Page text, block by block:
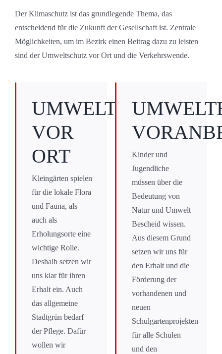
Der Klimaschutz ist das grundlegende Thema, das
entscheidend für die Zukunft der Gesellschaft ist. Zentrale
Möglichkeiten, um im Bezirk einen Beitrag dazu zu leisten
sind der Umweltschutz vor Ort und die Verkehrswende.
UMWELTSCHUTZ
VOR
ORT
Kleingärten spielen
für die lokale Flora
und Fauna, als
auch als
Erholungsorte eine
wichtige Rolle.
Deshalb setzen wir
uns klar für ihren
Erhalt ein. Auch
das allgemeine
Stadtgrün bedarf
der Pflege. Dafür
wollen wir
Kinder und
Jugendliche
müssen über die
Bedeutung von
Natur und Umwelt
Bescheid wissen.
Aus diesem Grund
setzen wir uns für
den Erhalt und die
Förderung der
vorhandenen und
neuen
Schulgartenprojekten
für alle Schulen
und den